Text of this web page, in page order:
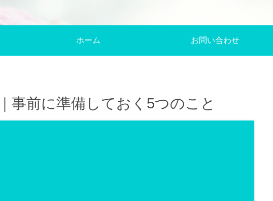
ホーム お問い合わせ
事前に準備しておく5つのこと